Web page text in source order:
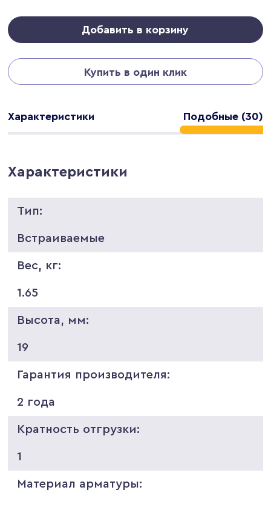
Добавить в корзину
Купить в один клик
Характеристики Подобные (30)
Характеристики
Тип:
Встраиваемые
Вес, кг:
1.65
Высота, мм:
19
Гарантия производителя:
2 года
Кратность отгрузки:
1
Материал арматуры: